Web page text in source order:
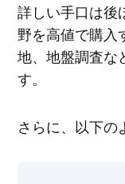
詳しい手口は後
野を高値で購入
地、地盤調査な
す。
さらに、以下の